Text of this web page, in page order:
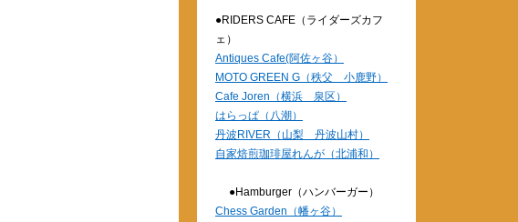
●RIDERS CAFE（ライダーズカフ
ェ）
Antiques Cafe(阿佐ヶ谷）
MOTO GREEN G（秩父 小鹿野）
Cafe Joren（横浜 泉区）
はらっぱ（八潮）
丹波RIVER（山梨 丹波山村）
自家焙煎珈琲屋れんが（北浦和）
●Hamburger（ハンバーガー）
Chess Garden（幡ヶ谷）